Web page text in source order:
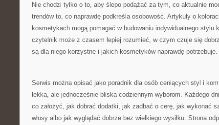
Nie chodzi tylko o to, aby ślepo podążać za tym, co aktualnie
trendów to, co naprawdę podkreśla osobowość. Artykuły o
kosmetykach mogą pomagać w budowaniu indywidualnego stylu
czytelnik może z czasem lepiej rozumieć, w czym czuje się
są dla niego korzystne i jakich kosmetyków naprawdę potrzebuje.
Serwis można opisać jako poradnik dla osób ceniących styl i
lekka, ale jednocześnie bliska codziennym wyborom. Każdego
co założyć, jak dobrać dodatki, jak zadbać o cerę, jak wykonać
włosy albo jak wyglądać dobrze bez wielkiego wysiłku. Strona